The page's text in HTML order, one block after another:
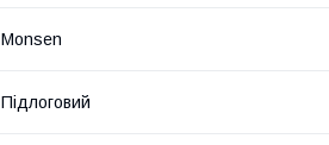
Monsen
Підлоговий